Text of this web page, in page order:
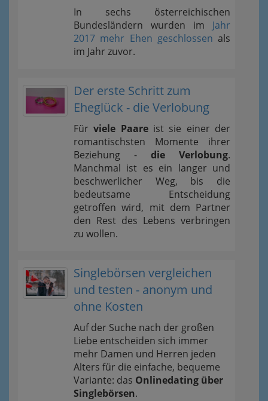
In sechs österreichischen
Bundesländern wurden im Jahr
2017 mehr Ehen geschlossen als
im Jahr zuvor.
Der erste Schritt zum
Eheglück - die Verlobung
Fürviele Paareist sie einer der
romantischsten Momente ihrer
Beziehung - die Verlobung.
Manchmal ist es ein langer und
beschwerlicher Weg, bis die
bedeutsame Entscheidung
getroffen wird, mit dem Partner
den Rest des Lebens verbringen
zu wollen.
Singlebörsen vergleichen
und testen - anonym und
ohne Kosten
Auf der Suche nach der großen
Liebe entscheiden sich immer
mehr Damen und Herren jeden
Alters für die einfache, bequeme
Variante: das Onlinedating über
Singlebörsen.